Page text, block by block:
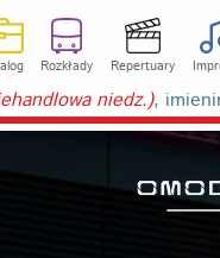
Rozkłady Repertuary
niedz.),